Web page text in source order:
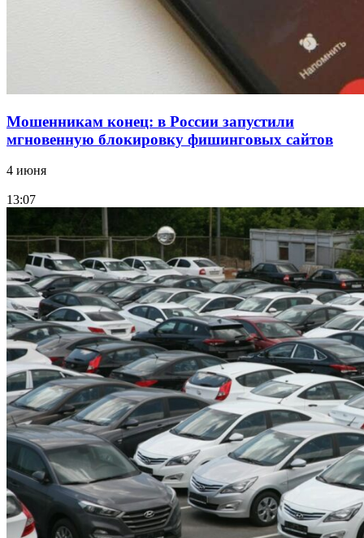
Мошенникам конец: в России запустили
мгновенную блокировку фишинговых сайтов
4 июня
13:07